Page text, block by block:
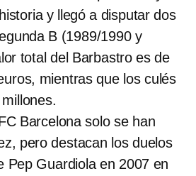
y llegó a disputar dos
B (1989/1990 y
total del Barbastro es de
mientras que los culés
Barcelona solo se han
pero destacan los duelos
Pep Guardiola en 2007 en